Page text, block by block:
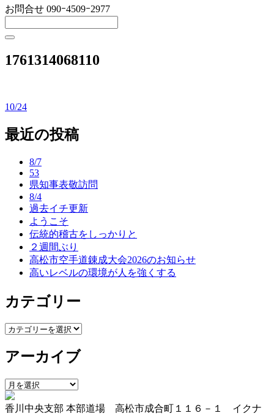
お問合せ 090ｰ4509ｰ2977
1761314068110
投
稿
10/24
最近の投稿
8/7
53
県知事表敬訪問
8/4
過去イチ更新
ようこそ
伝統的稽古をしっかりと
２週間ぶり
高松市空手道錬成大会2026のお知らせ
高いレベルの環境が人を強くする
カテゴリー
カ
ゴ
ー
アーカイブ
ア
ー
カ
香川中央支部 本部道場 高松市成合町１１６－１ イクナ